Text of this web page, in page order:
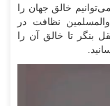
خالق جهان را
نظافت در
بنگر تا خالق آن را